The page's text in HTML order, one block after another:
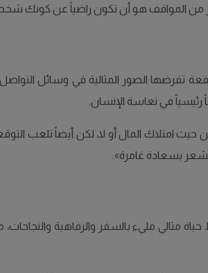
من المواقف هو أن تكون راضياً عن كونك شخصاً
تفرضها الصور المثالية في وسائل التواصل
في تعاسة الإنسان.
يشعر بسعادة غامرة».
مثالي مليء بالسفر والرفاهية